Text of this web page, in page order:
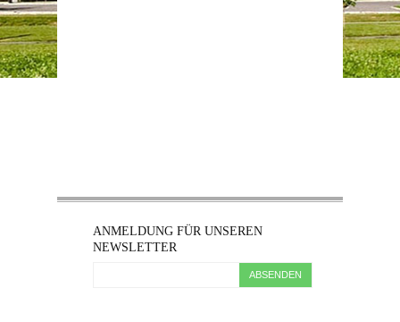
ANMELDUNG FÜR UNSEREN
NEWSLETTER
ABSENDEN